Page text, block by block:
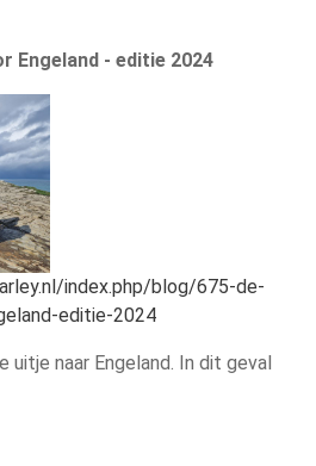
Engeland - editie 2024
index.php/blog/675-de-
editie-2024
uitje naar Engeland. In dit geval